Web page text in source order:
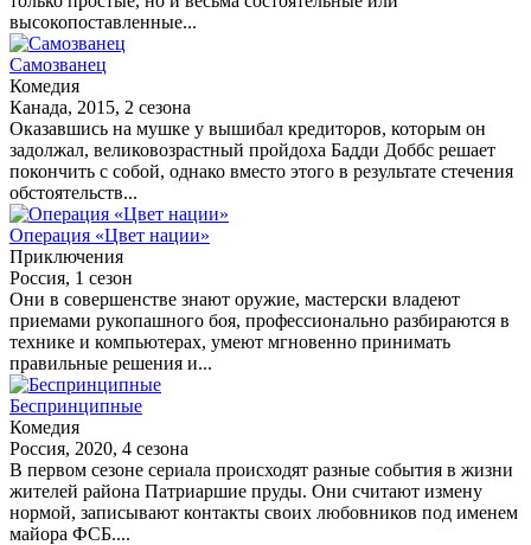
высокопоставленные...
Самозванец
Комедия
Канада, 2015, 2 сезона
Оказавшись на мушке у вышибал кредиторов, которым он
задолжал, великовозрастный пройдоха Бадди Доббс решает
покончить с собой, однако вместо этого в результате стечения
обстоятельств...
Операция «Цвет нации»
Приключения
Россия, 1 сезон
Они в совершенстве знают оружие, мастерски владеют
приемами рукопашного боя, профессионально разбираются в
технике и компьютерах, умеют мгновенно принимать
правильные решения и...
Беспринципные
Комедия
Россия, 2020, 4 сезона
В первом сезоне сериала происходят разные события в жизни
жителей района Патриаршие пруды. Они считают измену
нормой, записывают контакты своих любовников под именем
майора ФСБ....